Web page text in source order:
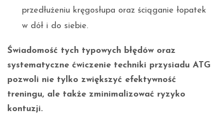
przedłużeniu kręgosłupa oraz ściąganie łopatek
w dół i do siebie.
Świadomość tych typowych błędów oraz
systematyczne ćwiczenie techniki przysiadu ATG
pozwoli nie tylko zwiększyć efektywność
treningu, ale także zminimalizować ryzyko
kontuzji.